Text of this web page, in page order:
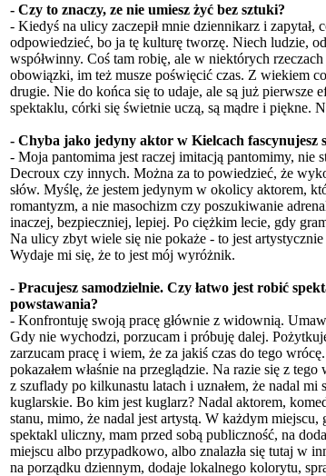
- Czy to znaczy, ze nie umiesz żyć bez sztuki?
- Kiedyś na ulicy zaczepił mnie dziennikarz i zapytał,
odpowiedzieć, bo ja tę kulturę tworzę. Niech ludzie,
współwinny. Coś tam robię, ale w niektórych
obowiązki, im też musze poświęcić czas. Z wiekiem
drugie. Nie do końca się to udaje, ale są już pierwsze
spektaklu, córki się świetnie uczą, są mądre i piękne.
- Chyba jako jedyny aktor w Kielcach fascynujesz
- Moja pantomima jest raczej imitacją pantomimy, nie
Decroux czy innych. Można za to powiedzieć, że
słów. Myślę, że jestem jedynym w okolicy aktorem,
romantyzm, a nie masochizm czy poszukiwanie
inaczej, bezpieczniej, lepiej. Po ciężkim lecie, gdy
Na ulicy zbyt wiele się nie pokaże - to jest
Wydaje mi się, że to jest mój wyróżnik.
- Pracujesz samodzielnie. Czy łatwo jest robić
powstawania?
- Konfrontuję swoją pracę głównie z widownią.
Gdy nie wychodzi, porzucam i próbuję dalej.
zarzucam pracę i wiem, że za jakiś czas do tego
pokazałem właśnie na przeglądzie. Na razie się z
z szuflady po kilkunastu latach i uznałem, że nadal
kuglarskie. Bo kim jest kuglarz? Nadal aktorem,
stanu, mimo, że nadal jest artystą. W każdym
spektakl uliczny, mam przed sobą publiczność, na
miejscu albo przypadkowo, albo znalazła się tutaj w
na porządku dziennym, dodaje lokalnego kolorytu,